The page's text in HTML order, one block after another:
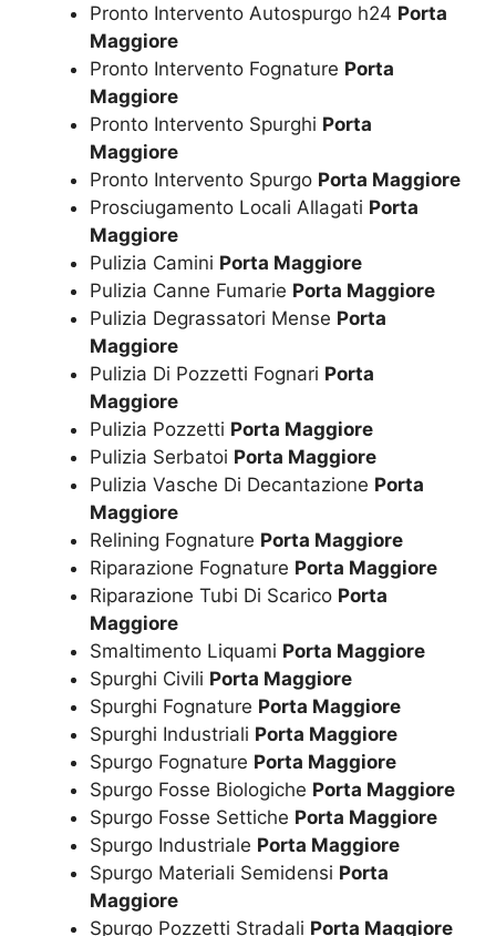
Pronto Intervento Autospurgo h24 Porta
Maggiore
Pronto Intervento Fognature Porta
Maggiore
Pronto Intervento Spurghi Porta
Maggiore
Pronto Intervento Spurgo Porta Maggiore
Prosciugamento Locali Allagati Porta
Maggiore
Pulizia Camini Porta Maggiore
Pulizia Canne Fumarie Porta Maggiore
Pulizia Degrassatori Mense Porta
Maggiore
Pulizia Di Pozzetti Fognari Porta
Maggiore
Pulizia Pozzetti Porta Maggiore
Pulizia Serbatoi Porta Maggiore
Pulizia Vasche Di Decantazione Porta
Maggiore
Relining Fognature Porta Maggiore
Riparazione Fognature Porta Maggiore
Riparazione Tubi Di Scarico Porta
Maggiore
Smaltimento Liquami Porta Maggiore
Spurghi Civili Porta Maggiore
Spurghi Fognature Porta Maggiore
Spurghi Industriali Porta Maggiore
Spurgo Fognature Porta Maggiore
Spurgo Fosse Biologiche Porta Maggiore
Spurgo Fosse Settiche Porta Maggiore
Spurgo Industriale Porta Maggiore
Spurgo Materiali Semidensi Porta
Maggiore
Spurgo Pozzetti Stradali Porta Maggiore